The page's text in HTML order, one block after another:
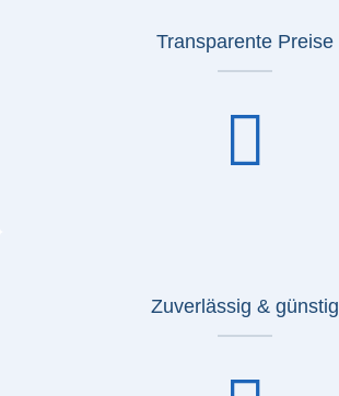
Transparente Preise
Zuverlässig & günstig